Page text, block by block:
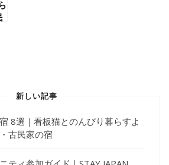
新しい記事
8選｜看板猫とのんびり暮らすよ
古民家の宿